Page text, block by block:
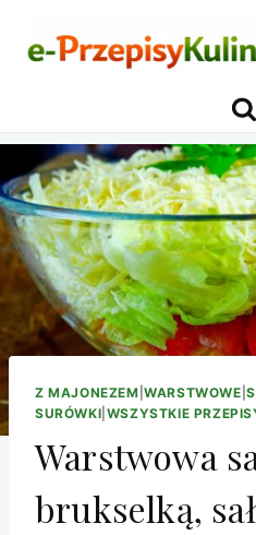
Z MAJONEZEM |WARSTWOWE |
SURÓWKI WSZYSTKIE
Warstwowa
brukselką,